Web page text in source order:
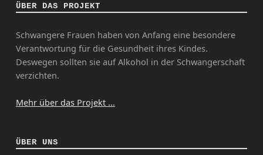
ÜBER DAS PROJEKT
Schwangere Frauen haben von Anfang eine besondere
Verantwortung für die Gesundheit ihres Kindes.
Deswegen sollten sie auf Alkohol in der Schwangerschaft
verzichten.
Mehr über das Projekt ...
ÜBER UNS